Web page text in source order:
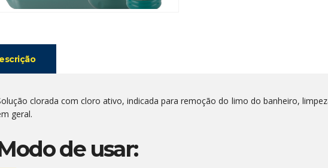
clorada com cloro ativo, indicada para remoção do limo do banheiro,
geral.
de usar: